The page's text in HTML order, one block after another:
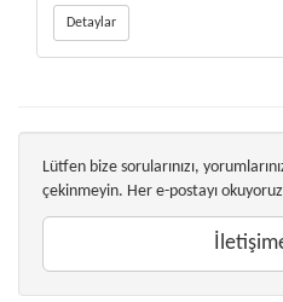
Detaylar
Lütfen bize sorularınızı,
çekinmeyin. Her e-postayı